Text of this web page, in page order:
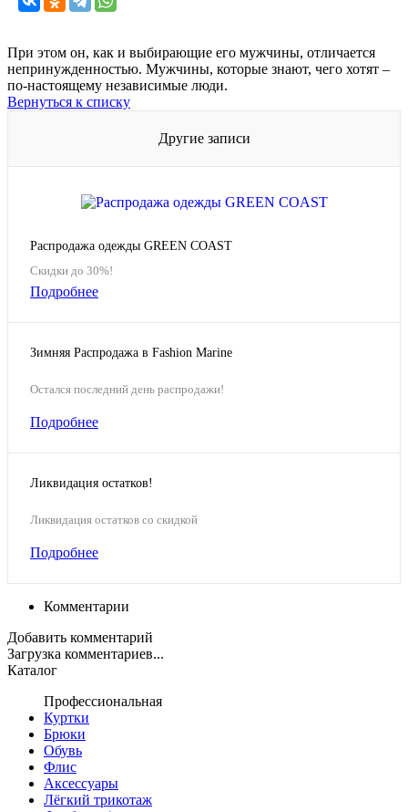
При этом он, как и выбирающие его мужчины, отличается
непринужденностью. Мужчины, которые знают, чего хотят –
по-настоящему независимые люди.
Вернуться к списку
Другие записи
Распродажа одежды GREEN COAST
Скидки до 30%!
Подробнее
Зимняя Распродажа в Fashion Marine
Остался последний день распродажи!
Подробнее
Ликвидация остатков!
Ликвидация остатков со скидкой
Подробнее
Комментарии
Добавить комментарий
Загрузка комментариев...
Каталог
Профессиональная
Куртки
Брюки
Обувь
Флис
Аксессуары
Лёгкий трикотаж